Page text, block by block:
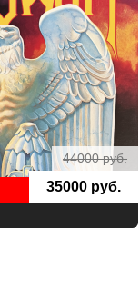
44000 руб.
35000 руб.